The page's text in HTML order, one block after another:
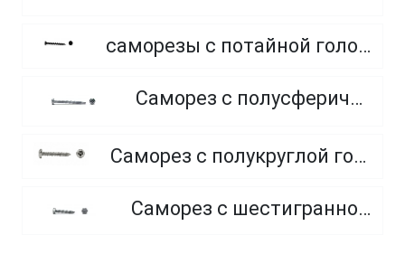
саморезы с потайной головкой по гипсокартону редкий шаг резьбы, фосфатированные
Саморез с полусферической головкой и сверлом
Саморез с полукруглой головкой и острым концом, из нержавеющей стали А2
Саморез с шестигранной головкой и острым концом